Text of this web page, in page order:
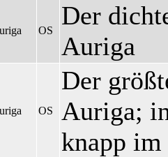
OS
Der
Auriga
OS
Der
Auriga;
knapp